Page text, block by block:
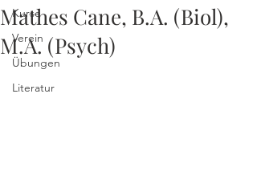
Kurse
Verein
Übungen
Literatur
Mathes Cane, B.A. (Biol),
M.A. (Psych)